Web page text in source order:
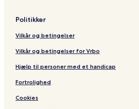
Politikker
Vilkår og betingelser
Vilkår og betingelser for Vrbo
Hjælp til personer med et handicap
Fortrolighed
Cookies